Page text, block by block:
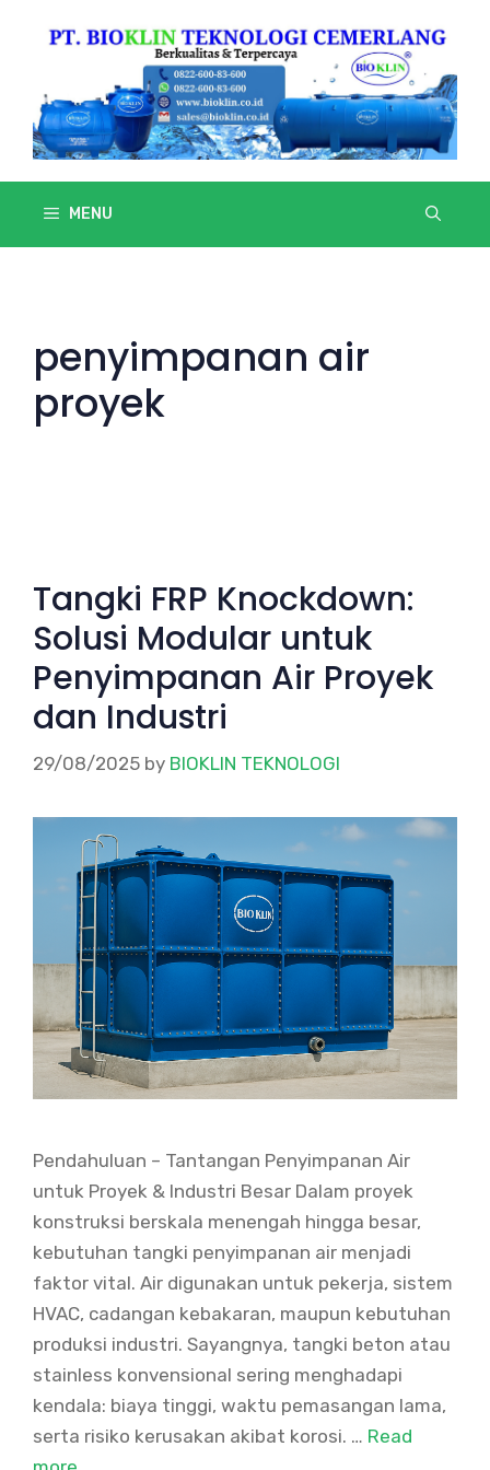
MENU
penyimpanan air
proyek
Tangki FRP Knockdown:
Solusi Modular untuk
Penyimpanan Air Proyek
dan Industri
29/08/2025 by BIOKLIN TEKNOLOGI
Pendahuluan – Tantangan Penyimpanan Air
untuk Proyek & Industri Besar Dalam proyek
konstruksi berskala menengah hingga besar,
kebutuhan tangki penyimpanan air menjadi
faktor vital. Air digunakan untuk pekerja, sistem
HVAC, cadangan kebakaran, maupun kebutuhan
produksi industri. Sayangnya, tangki beton atau
stainless konvensional sering menghadapi
kendala: biaya tinggi, waktu pemasangan lama,
serta risiko kerusakan akibat korosi. … Read